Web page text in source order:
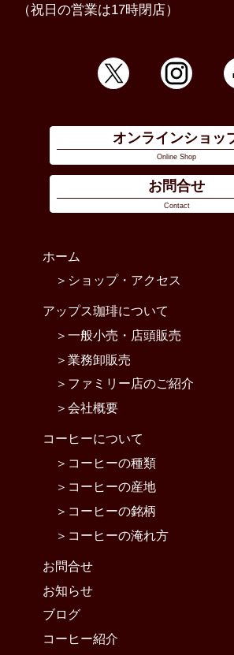
（祝日の営業は17時閉店）
オンラインショッ
Online Shop
お問合せ
Contact
ホーム
ショップ・アクセス
アップス珈琲について
一般小売・店頭販売
業務卸販売
ファミリー店のご紹介
会社概要
コーヒーについて
コーヒーの種類
コーヒーの産地
コーヒーの銘柄
コーヒーの淹れ方
お問合せ
お知らせ
ブログ
コーヒー紹介